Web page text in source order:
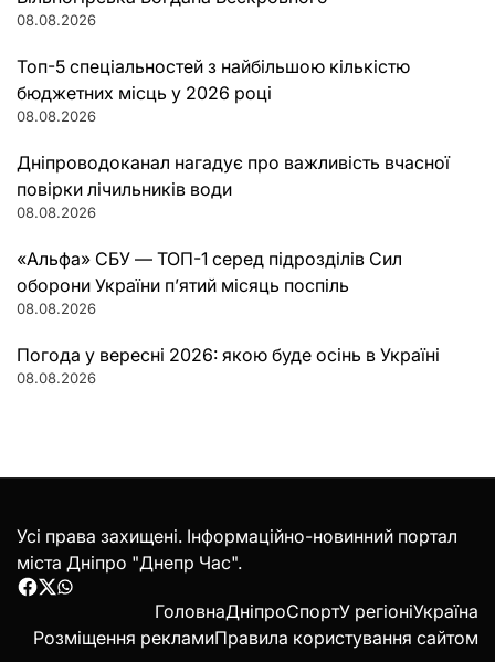
08.08.2026
Топ-5 спеціальностей з найбільшою кількістю
бюджетних місць у 2026 році
08.08.2026
Дніпроводоканал нагадує про важливість вчасної
повірки лічильників води
08.08.2026
«Альфа» СБУ — ТОП-1 серед підрозділів Сил
оборони України п’ятий місяць поспіль
08.08.2026
Погода у вересні 2026: якою буде осінь в Україні
08.08.2026
Усі права захищені. Інформаційно-новинний портал
міста Дніпро "Днепр Час".
Facebook
Twitter
WhatsApp
ГоловнаДніпроСпортУ регіоніУкраїна
Розміщення рекламиПравила користування сайтом